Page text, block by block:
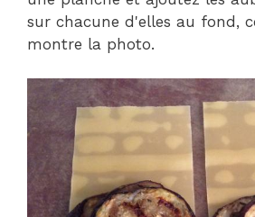
sur chacune d'elles au fond,
montre la photo.